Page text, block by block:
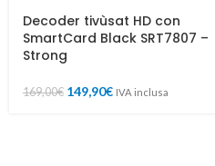
Decoder tivùsat HD con
SmartCard Black SRT7807 –
Strong
169,00€ 149,90€ IVA inclusa